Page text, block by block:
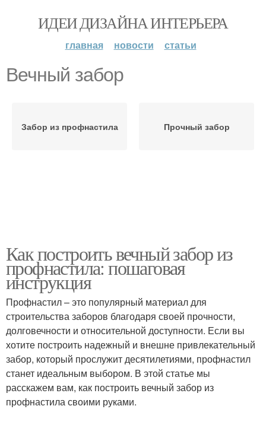
ИДЕИ ДИЗАЙНА ИНТЕРЬЕРА
главная новости статьи
Вечный забор
Забор из профнастила Прочный забор
Как построить вечный забор из
профнастила: пошаговая
инструкция
Профнастил – это популярный материал для
строительства заборов благодаря своей прочности,
долговечности и относительной доступности. Если вы
хотите построить надежный и внешне привлекательный
забор, который прослужит десятилетиями, профнастил
станет идеальным выбором. В этой статье мы
расскажем вам, как построить вечный забор из
профнастила своими руками.